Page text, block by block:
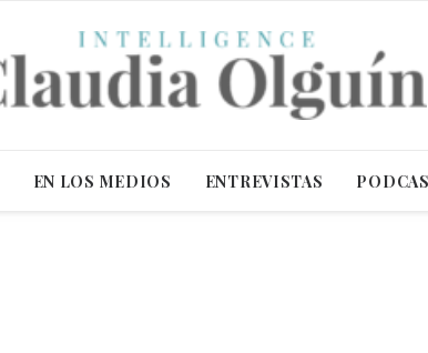
EN LOS MEDIOS ENTREVISTAS